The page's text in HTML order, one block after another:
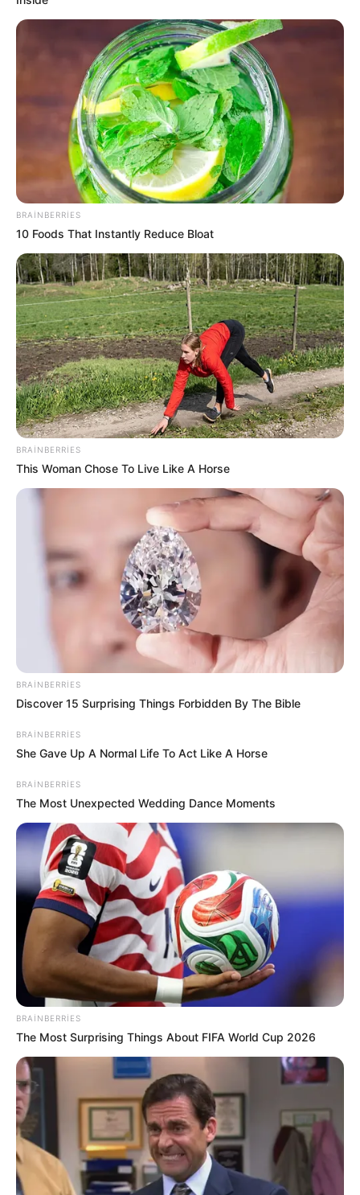
MÜRACİƏTİNİ EŞİTMİR -Uşaqlarımız yenə
palçıq içində məktəbə gedəcək?
13:57 / 06 Avqust 2026 SİYASƏT
Zahid Oruc:”Ruben Vardanyan xeyriyyəçi
yox, yeni işğal layihəsinin icraçısı idi”..
70 0 0
13:55 / 06 Avqust 2026 MARAQLI
Dənizin ən təhlükəli kiçik ovçusu –Zərbəsi
100°C effekt yaradır
58
13:22 / 06 Avqust 2026
Prezidentdən Bəxtiyar Aslanbəyli ilə bağlı
SƏRƏNCAM
74
12:58 / 06 Avqust 2026 CƏMİYYƏT
BRAINBERRIES
10 Foods That Instantly Reduce Bloat
BRAINBERRIES
This Woman Chose To Live Like A Horse
BRAINBERRIES
Discover 15 Surprising Things Forbidden By The Bible
BRAINBERRIES
She Gave Up A Normal Life To Act Like A Horse
BRAINBERRIES
The Most Unexpected Wedding Dance Moments
BRAINBERRIES
The Most Surprising Things About FIFA World Cup 2026